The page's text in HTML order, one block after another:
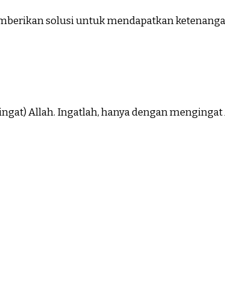
solusi untuk mendapatkan
Allah. Ingatlah, hanya dengan mengingat